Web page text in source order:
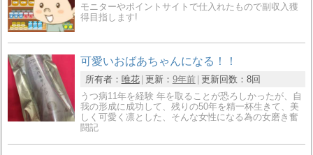
モニターやポイントサイトで仕入れたもので副収入獲
得目指します!
可愛いおばあちゃんになる！！
所有者： 唯花 更新： 9年前 更新回数： 8回
うつ病11年を経験 年を取ることが恐ろしかったが、自
我の形成に成功して、残りの50年を精一杯生きて、美
しく可愛く凛とした、そんな女性になる為の女磨き奮
闘記